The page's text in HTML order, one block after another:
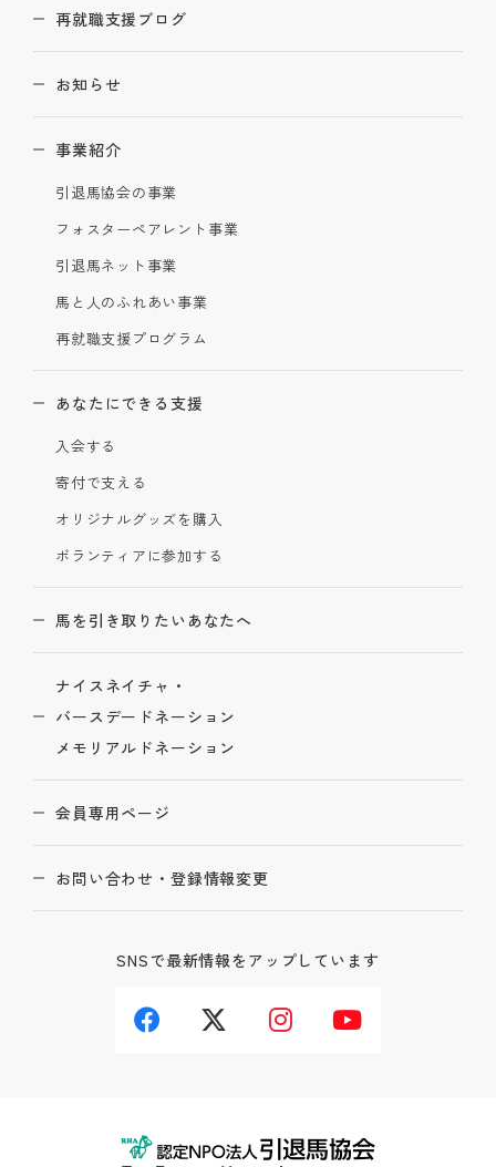
再就職支援ブログ
お知らせ
事業紹介
引退馬協会の事業
フォスターペアレント事業
引退馬ネット事業
馬と人のふれあい事業
再就職支援プログラム
あなたにできる支援
入会する
寄付で支える
オリジナルグッズを購入
ボランティアに参加する
馬を引き取りたいあなたへ
ナイスネイチャ・
バースデードネーション
メモリアルドネーション
会員専用ページ
お問い合わせ・登録情報変更
SNSで最新情報をアップしています